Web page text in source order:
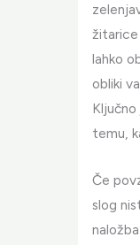
žitarice
lahko
obliki
temu,
Če
slog